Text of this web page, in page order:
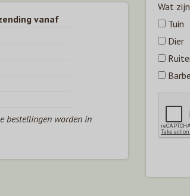
Wat
Tuin
Dier
vanaf
bestellingen worden in